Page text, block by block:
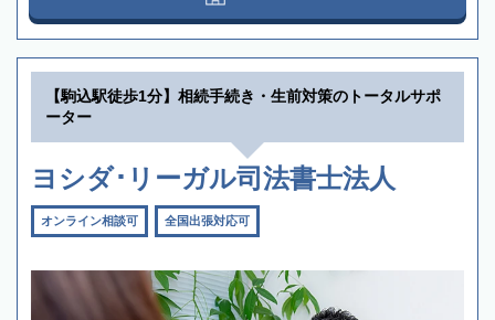
【駒込駅徒歩1分】相続手続き・生前対策のトータルサポ
ーター
ヨシダ･リーガル司法書士法人
オンライン相談可 全国出張対応可